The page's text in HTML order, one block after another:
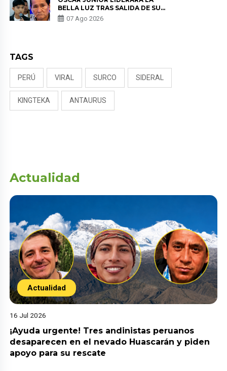
BELLA LUZ TRAS SALIDA DE SU
PADRE POR POLÉMICA CON
NALDY SALDAÑA
07 Ago 2026
TAGS
PERÚ VIRAL SURCO SIDERAL
KINGTEKA ANTAURUS
Actualidad
Actualidad
16 Jul 2026
¡Ayuda urgente! Tres andinistas peruanos
desaparecen en el nevado Huascarán y piden
apoyo para su rescate